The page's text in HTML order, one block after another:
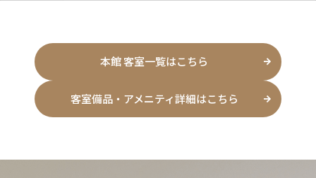
本館 客室一覧はこちら
客室備品・アメニティ詳細はこちら